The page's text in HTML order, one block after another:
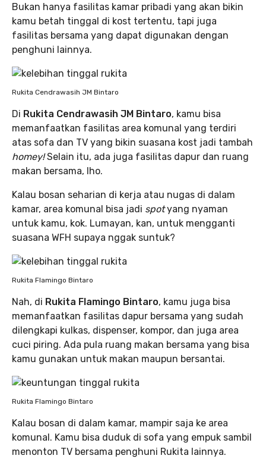
Bukan hanya fasilitas kamar pribadi yang akan bikin
kamu betah tinggal di kost tertentu, tapi juga
fasilitas bersama yang dapat digunakan dengan
penghuni lainnya.
Rukita Cendrawasih JM Bintaro
Di Rukita Cendrawasih JM Bintaro, kamu bisa
memanfaatkan fasilitas area komunal yang terdiri
atas sofa dan TV yang bikin suasana kost jadi tambah
homey!Selain itu, ada juga fasilitas dapur dan ruang
makan bersama, lho.
Kalau bosan seharian di kerja atau nugas di dalam
kamar, area komunal bisa jadi spotyang nyaman
untuk kamu, kok. Lumayan, kan, untuk mengganti
suasana WFH supaya nggak suntuk?
Rukita Flamingo Bintaro
Nah, di Rukita Flamingo Bintaro, kamu juga bisa
memanfaatkan fasilitas dapur bersama yang sudah
dilengkapi kulkas, dispenser, kompor, dan juga area
cuci piring. Ada pula ruang makan bersama yang bisa
kamu gunakan untuk makan maupun bersantai.
Rukita Flamingo Bintaro
Kalau bosan di dalam kamar, mampir saja ke area
komunal. Kamu bisa duduk di sofa yang empuk sambil
menonton TV bersama penghuni Rukita lainnya.